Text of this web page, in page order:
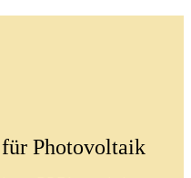
für Photovoltaik